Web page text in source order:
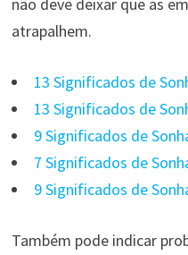
atrapalhem.
13 Significados de
13 Significados de
9 Significados de
7 Significados de
9 Significados de
Também pode indicar